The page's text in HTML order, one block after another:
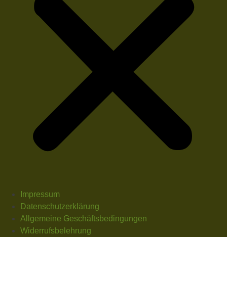
Impressum
Datenschutzerklärung
Allgemeine Geschäftsbedingungen
Widerrufsbelehrung